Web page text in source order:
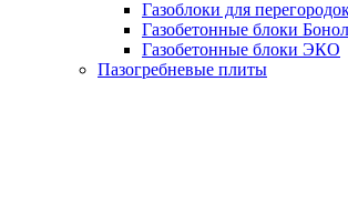
Газоблоки для
Газобетонные блоки
Газобетонные блоки ЭКО
Пазогребневые плиты